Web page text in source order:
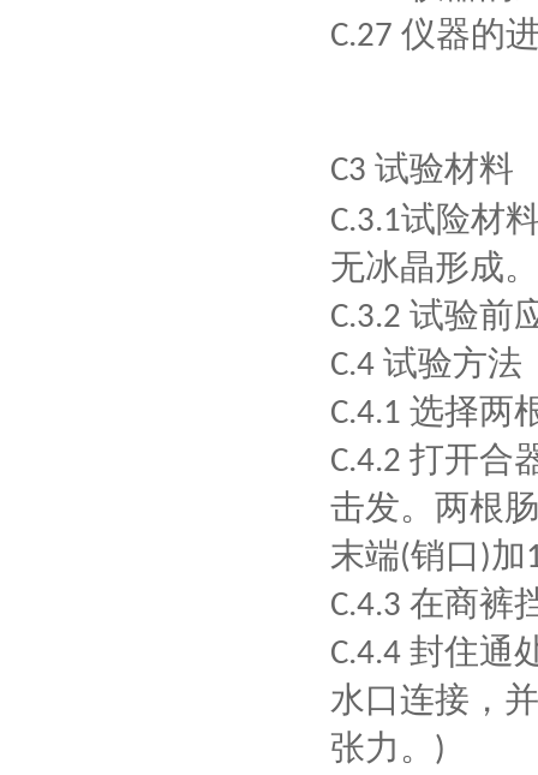
C.27 仪器的
C3 试验材料
C.3.1试险材
无冰晶形成。
C.3.2 试验前
C.4 试验方法
C.4.1 选择两
C.4.2 打开合
击发。两根
末端(销口 )加
C.4.3 在商裤
C.4.4 封住通
水口连接，
张力。
)